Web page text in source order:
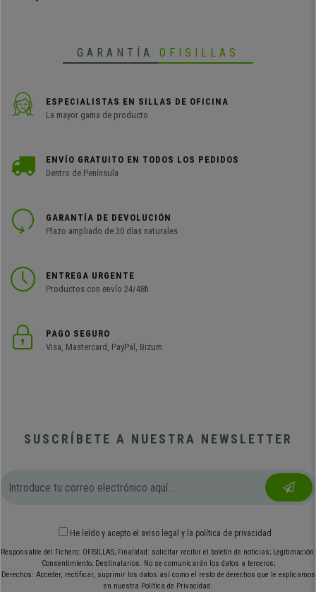
GARANTÍA OFISILLAS
ESPECIALISTAS EN SILLAS DE OFICINA
La mayor gama de producto
ENVÍO GRATUITO EN TODOS LOS PEDIDOS
Dentro de Península
GARANTÍA DE DEVOLUCIÓN
Plazo ampliado de 30 días naturales
ENTREGA URGENTE
Productos con envío 24/48h
PAGO SEGURO
Visa, Mastercard, PayPal, Bizum
SUSCRÍBETE A NUESTRA NEWSLETTER
He leído y acepto el aviso legal y la política de privacidad
Responsable del Fichero: OFISILLAS; Finalidad: solicitar recibir el boletín de noticias; Legitimación:
Consentimiento; Destinatarios: No se comunicarán los datos a terceros;
Derechos: Acceder, rectificar, suprimir los datos así como el resto de derechos que le explicamos
en nuestra Política de Privacidad.